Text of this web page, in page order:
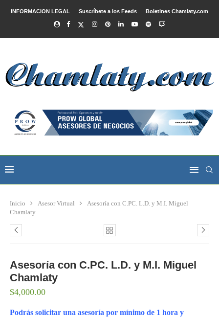
INFORMACION LEGAL Suscríbete a los Feeds Boletines Chamlaty.com
Inicio Asesor Virtual
Asesoría con C.PC. L.D. y M.I. Miguel
Chamlaty
Asesoría con C.PC. L.D. y M.I. Miguel
Chamlaty
$4,000.00
Podrás solicitar una asesoría por mínimo de 1 hora y